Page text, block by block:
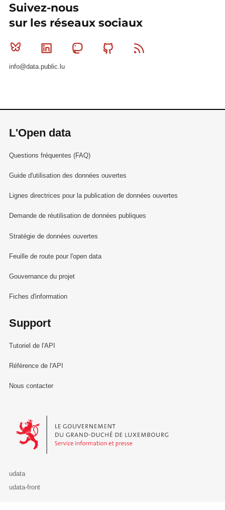
Suivez-nous
sur les réseaux sociaux
Bluesky Linkedin MastodonGithub
info@data.public.lu
L'Open data
Questions fréquentes (FAQ)
Guide d'utilisation des données ouvertes
Lignes directrices pour la publication de données ouvertes
Demande de réutilisation de données publiques
Stratégie de données ouvertes
Feuille de route pour l'open data
Gouvernance du projet
Fiches d'information
Support
Tutoriel de l'API
Référence de l'API
Nous contacter
Le Gouvernement du Grand-Duché de Luxembourg - Service
udata
udata-front